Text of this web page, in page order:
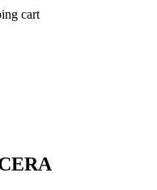
cart